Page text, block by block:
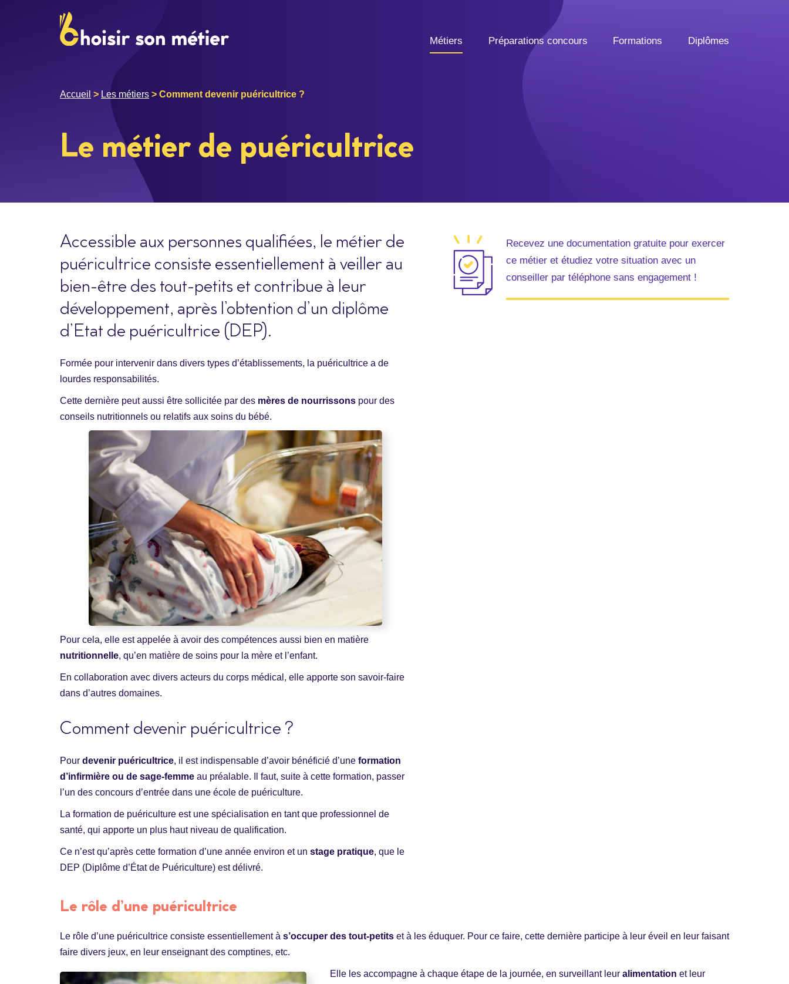
Métiers Préparations concours Formations Diplômes
Accueil > Les métiers > Comment devenir puéricultrice ?
Le métier de puéricultrice
Recevez une documentation gratuite pour exercer
ce métier et étudiez votre situation avec un
conseiller par téléphone sans engagement !
Accessible aux personnes qualifiées, le métier de
puéricultrice consiste essentiellement à veiller au
bien-être des tout-petits et contribue à leur
développement, après l’obtention d’un diplôme
d’Etat de puéricultrice (DEP).
Formée pour intervenir dans divers types d’établissements, la puéricultrice a de
lourdes responsabilités.
Cette dernière peut aussi être sollicitée par des mères de nourrissons pour des
conseils nutritionnels ou relatifs aux soins du bébé.
Pour cela, elle est appelée à avoir des compétences aussi bien en matière
nutritionnelle, qu’en matière de soins pour la mère et l’enfant.
En collaboration avec divers acteurs du corps médical, elle apporte son savoir-faire
dans d’autres domaines.
Comment devenir puéricultrice ?
Pour devenir puéricultrice, il est indispensable d’avoir bénéficié d’une formation
d’infirmière ou de sage-femme au préalable. Il faut, suite à cette formation, passer
l’un des concours d’entrée dans une école de puériculture.
La formation de puériculture est une spécialisation en tant que professionnel de
santé, qui apporte un plus haut niveau de qualification.
Ce n’est qu’après cette formation d’une année environ et un stage pratique, que le
DEP (Diplôme d’État de Puériculture) est délivré.
Le rôle d’une puéricultrice
Le rôle d’une puéricultrice consiste essentiellement à s’occuper des tout-petits et à les éduquer. Pour ce faire, cette dernière participe à leur éveil en leur faisant
faire divers jeux, en leur enseignant des comptines, etc.
Elle les accompagne à chaque étape de la journée, en surveillant leur alimentation et leur